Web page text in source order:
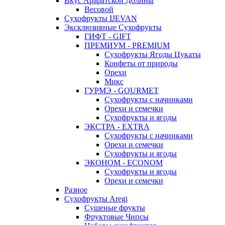
Весовой
Сухофрукты IJEVAN
Эксклюзивные Сухофрукты
ГИФТ - GIFT
ПРЕМИУМ - PREMIUM
Сухофрукты Ягоды Цукаты
Конфеты от природы
Орехи
Микс
ГУРМЭ - GOURMET
Сухофрукты с начинками
Орехи и семечки
Сухофрукты и ягоды
ЭКСТРА - EXTRA
Сухофрукты с начинками
Орехи и семечки
Сухофрукты и ягоды
ЭКОНОМ - ECONOM
Сухофрукты и ягоды
Орехи и семечки
Разное
Сухофрукты Aregi
Сушеные фрукты
Фруктовые Чипсы